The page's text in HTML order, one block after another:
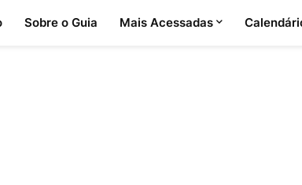
Sobre o Guia Mais Acessadas